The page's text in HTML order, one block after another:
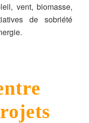
vent, biomasse,
de sobriété